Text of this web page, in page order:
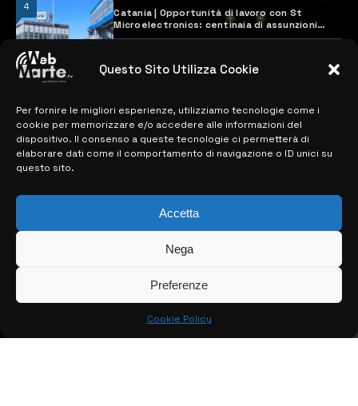
Questo Sito Utilizza Cookie
Per fornire le migliori esperienze, utilizziamo tecnologie come i
cookie per memorizzare e/o accedere alle informazioni del
dispositivo. Il consenso a queste tecnologie ci permetterà di
elaborare dati come il comportamento di navigazione o ID unici su
questo sito.
Accetta
Nega
Preferenze
Cookie Policy
4
Catania | Opportunità di lavoro con St
Microelectronics: centinaia di assunzioni
previste
MAPPA DEL SITO
> NOTIZIE